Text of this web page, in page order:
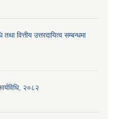
तथा वित्तीय उत्तरदायित्व सम्बन्धमा
२०८२